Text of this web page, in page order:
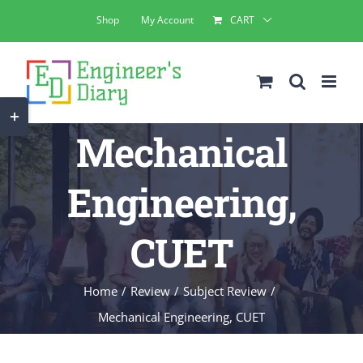
to
content
Shop My Account CART
Mechanical
Engineering,
CUET
Home Review
Subject Review
Mechanical Engineering, CUET
Toggle
Sliding
Bar
Area